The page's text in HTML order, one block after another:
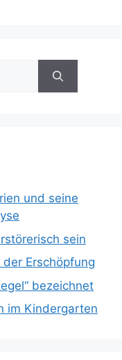
und seine
sein
Erschöpfung
bezeichnet
im Kindergarten